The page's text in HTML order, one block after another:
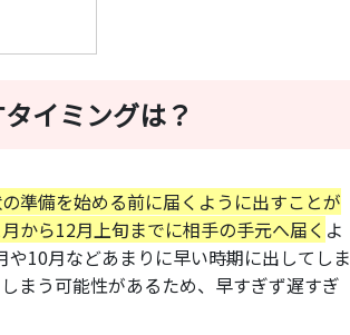
イミングは？
準備を始める前に届くように出すことが
から12月上旬までに相手の手元へ届く よ
や10月などあまりに早い時期に出してしま
まう可能性があるため、早すぎず遅すぎ